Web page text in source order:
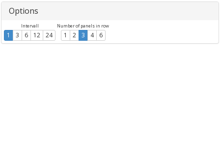
Options
Intervall
1 3 6 12 24
Number of panels in row
1 2 3 4 6